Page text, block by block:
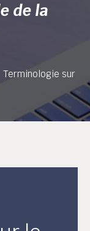
de la
Terminologie sur